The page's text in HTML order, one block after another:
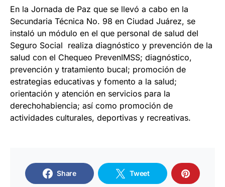
En la Jornada de Paz que se llevó a cabo en la
Secundaria Técnica No. 98 en Ciudad Juárez, se
instaló un módulo en el que personal de salud del
Seguro Social realiza diagnóstico y prevención de la
salud con el Chequeo PrevenIMSS; diagnóstico,
prevención y tratamiento bucal; promoción de
estrategias educativas y fomento a la salud;
orientación y atención en servicios para la
derechohabiencia; así como promoción de
actividades culturales, deportivas y recreativas.
Share Tweet